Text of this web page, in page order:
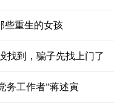
些重生的女孩
找到，骗子先找上门了
务工作者”蒋述寅